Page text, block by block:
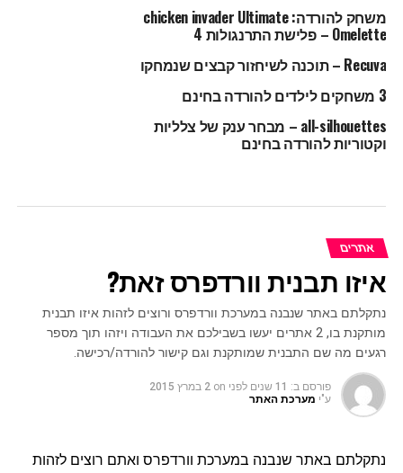
משחק להורדה: chicken invader Ultimate
Omelette – פלישת התרנגולות 4
Recuva – תוכנה לשיחזור קבצים שנמחקו
3 משחקים לילדים להורדה בחינם
all-silhouettes – מבחר ענק של צלליות
וקטוריות להורדה בחינם
אתרים
איזו תבנית וורדפרס זאת?
נתקלתם באתר שנבנה במערכת וורדפרס ורוצים לזהות איזו תבנית
מותקנת בו, 2 אתרים יעשו בשבילכם את העבודה ויזהו תוך מספר
רגעים מה שם התבנית שמותקנת וגם קישור להורדה/רכישה.
פורסם ב: 11 שנים לפני on 2 במרץ 2015
ע"י מערכת האתר
נתקלתם באתר שנבנה במערכת וורדפרס ואתם רוצים לזהות